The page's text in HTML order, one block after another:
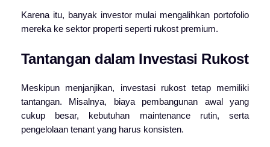
Karena itu, banyak investor mulai mengalihkan portofolio
mereka ke sektor properti seperti rukost premium.
Tantangan dalam Investasi Rukost
Meskipun menjanjikan, investasi rukost tetap memiliki
tantangan. Misalnya, biaya pembangunan awal yang
cukup besar, kebutuhan maintenance rutin, serta
pengelolaan tenant yang harus konsisten.